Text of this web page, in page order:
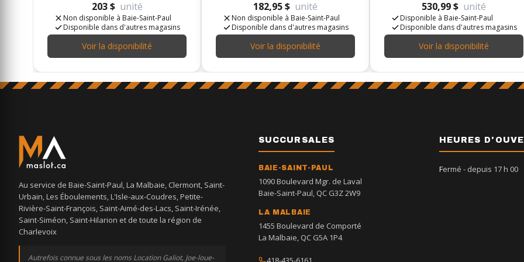
203 $ unité
Non disponible à Baie-Saint-Paul
Disponible dans d'autres magasins
Voir la disponibilité
182,95 $ unité
Non disponible à Baie-Saint-Paul
Disponible dans d'autres magasins
Voir la disponibilité
530,99 $ unité
Disponible à Baie-Saint-Paul
Disponible dans d'autres magasins
Voir la disponibilité
Au service de Baie-Saint-Paul, La Malbaie, Clermont, Saint-
Urbain, Les Éboulements, L'Isle-aux-Coudres, Petite-
Rivière-Saint-François, Saint-Aimé-des-Lacs, Saint-Irénée,
Saint-Siméon, Saint-Hilarion et de toute la région de
Charlevoix
Autrefois connue sous les noms Location Galiot, Joe-loue-
SUCCURSALES
BAIE-SAINT-PAUL
1090 Boulevard Mgr. de Laval
Baie-Saint-Paul, QC G3Z 2W9
LA MALBAIE
1455 Boulevard de Comporté
La Malbaie, QC G5A 1P4
HEURES
Fermé - depuis 17 h 00